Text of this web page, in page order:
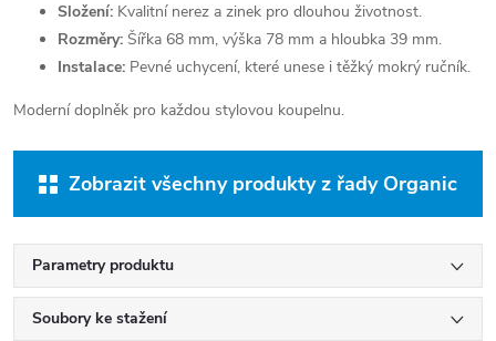
Složení: Kvalitní nerez a zinek pro dlouhou životnost.
Rozměry: Šířka 68 mm, výška 78 mm a hloubka 39 mm.
Instalace: Pevné uchycení, které unese i těžký mokrý ručník.
Moderní doplněk pro každou stylovou koupelnu.
Zobrazit všechny produkty z řady Organic
Parametry produktu
Soubory ke stažení